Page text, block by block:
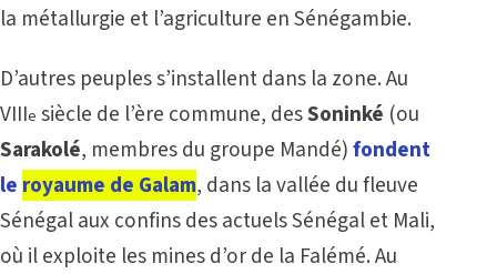
la métallurgie et l’agriculture en Sénégambie.
D’autres peuples s’installent dans la zone. Au
VIIIe siècle de l’ère commune, desSoninké (ou
Sarakolé, membres du groupe Mandé)fondent
le royaume de Galam, dans la vallée du fleuve
Sénégal aux confins des actuels Sénégal et Mali,
où il exploite les mines d’or de la Falémé. Au